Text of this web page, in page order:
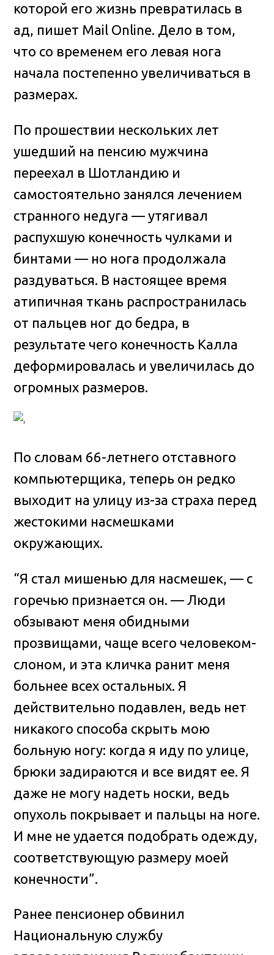
которой его жизнь превратилась в
ад, пишет Mail Online. Дело в том,
что со временем его левая нога
начала постепенно увеличиваться в
размерах.
По прошествии нескольких лет
ушедший на пенсию мужчина
переехал в Шотландию и
самостоятельно занялся лечением
странного недуга — утягивал
распухшую конечность чулками и
бинтами — но нога продолжала
раздуваться. В настоящее время
атипичная ткань распространилась
от пальцев ног до бедра, в
результате чего конечность Калла
деформировалась и увеличилась до
огромных размеров.
По словам 66-летнего отставного
компьютерщика, теперь он редко
выходит на улицу из-за страха перед
жестокими насмешками
окружающих.
“Я стал мишенью для насмешек, — с
горечью признается он. — Люди
обзывают меня обидными
прозвищами, чаще всего человеком-
слоном, и эта кличка ранит меня
больнее всех остальных. Я
действительно подавлен, ведь нет
никакого способа скрыть мою
больную ногу: когда я иду по улице,
брюки задираются и все видят ее. Я
даже не могу надеть носки, ведь
опухоль покрывает и пальцы на ноге.
И мне не удается подобрать одежду,
соответствующую размеру моей
конечности”.
Ранее пенсионер обвинил
Национальную службу